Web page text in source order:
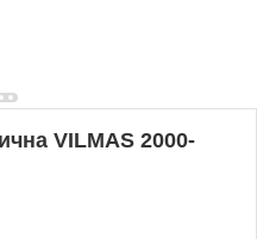
VILMAS 2000-